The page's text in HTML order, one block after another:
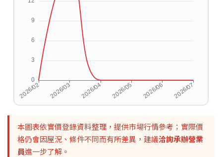
本圖表依實價登錄資料整理，提供市場行情參考；實際價
格仍會因屋況、條件不同而有所差異，建議洽詢承辦營業
員進一步了解。